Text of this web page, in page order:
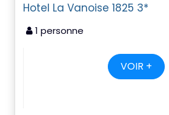
Hotel La Vanoise 1825 3*
1 personne
VOIR +